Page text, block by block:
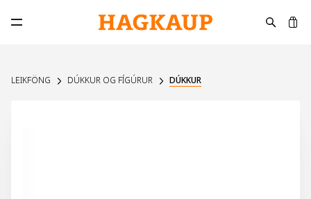
Opna aðalvalmynd
LEIKFÖNG DÚKKUR OG FÍGÚRUR DÚKKUR